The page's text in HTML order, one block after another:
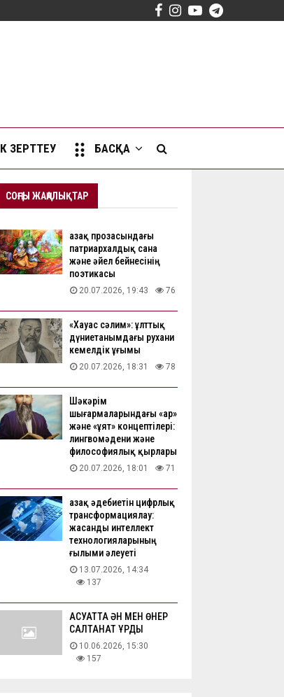
Facebook
Instagram
YoutubeTelegram
ЗЕРТТЕУ БАСҚА
СОҢҒЫ ЖАҢАЛЫҚТАР
Қазақ прозасындағы
патриархалдық сана
және әйел бейнесінің
поэтикасы
20.07.2026, 19:43 76
«Хауас сәлим»: ұлттық
дүниетанымдағы рухани
кемелдік ұғымы
20.07.2026, 18:31 78
Шәкәрім
шығармаларындағы «ар»
және «ұят» концептілері:
лингвомәдени және
философиялық қырлары
20.07.2026, 18:01 71
Қазақ әдебиетін цифрлық
трансформациялау:
жасанды интеллект
технологияларының
ғылыми әлеуеті
13.07.2026, 14:34
137
АҚСУАТТА ӘН МЕН ӨНЕР
САЛТАНАТ ҚҰРДЫ
10.06.2026, 15:30
157